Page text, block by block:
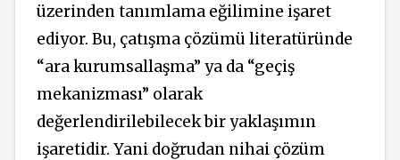
üzerinden tanımlama eğilimine işaret
ediyor. Bu, çatışma çözümü literatüründe
“ara kurumsallaşma” ya da “geçiş
mekanizması” olarak
değerlendirilebilecek bir yaklaşımın
işaretidir. Yani doğrudan nihai çözüm